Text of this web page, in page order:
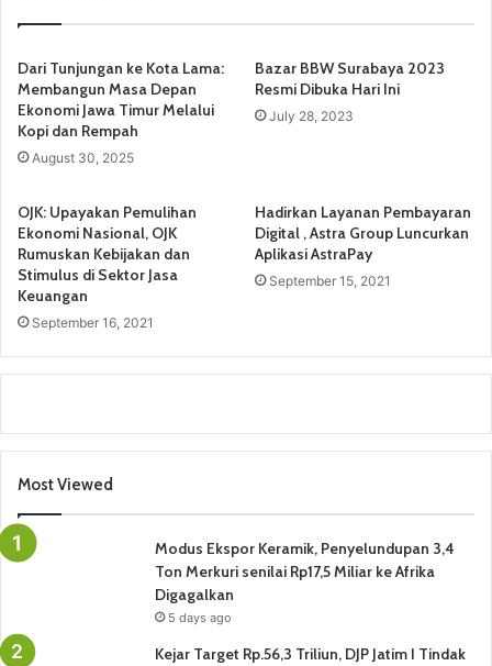
Dari Tunjungan ke Kota Lama:
Membangun Masa Depan
Ekonomi Jawa Timur Melalui
Kopi dan Rempah
August 30, 2025
Bazar BBW Surabaya 2023
Resmi Dibuka Hari Ini
July 28, 2023
OJK: Upayakan Pemulihan
Ekonomi Nasional, OJK
Rumuskan Kebijakan dan
Stimulus di Sektor Jasa
Keuangan
September 16, 2021
Hadirkan Layanan Pembayaran
Digital , Astra Group Luncurkan
Aplikasi AstraPay
September 15, 2021
Most Viewed
Modus Ekspor Keramik, Penyelundupan 3,4
Ton Merkuri senilai Rp17,5 Miliar ke Afrika
Digagalkan
5 days ago
Kejar Target Rp.56,3 Triliun, DJP Jatim I Tindak